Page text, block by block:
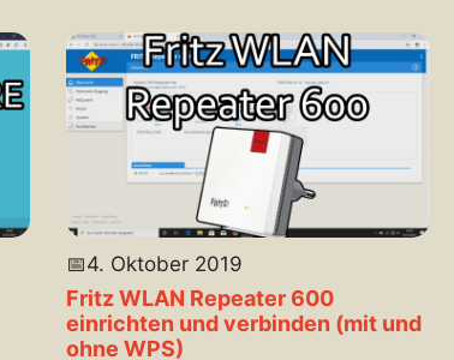
📅4. Oktober 2019
Fritz WLAN Repeater 600
einrichten und verbinden (mit und
ohne WPS)